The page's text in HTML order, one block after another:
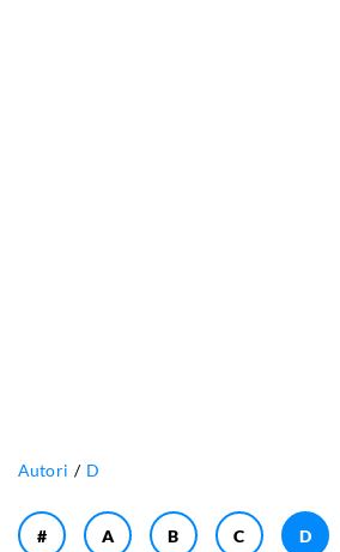
Autori D
# A B C D